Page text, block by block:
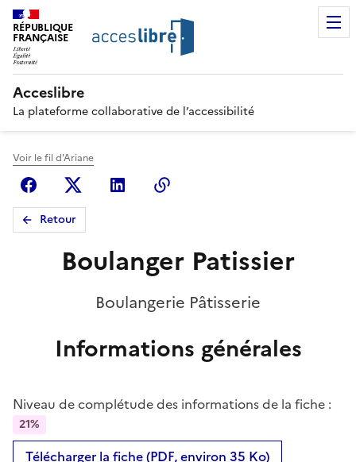
RÉPUBLIQUE
FRANÇAISE
Acceslibre
La plateforme collaborative de l’accessibilité
Voir le fil d'Ariane
FacebookX (anciennement Twitter)
Linkedin
Retour
Boulanger Patissier
Boulangerie Pâtisserie
Informations générales
Niveau de complétude des informations de la fiche :
21%
Télécharger la fiche (PDF, environ 35 Ko)